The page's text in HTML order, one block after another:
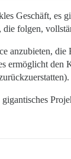
Geschäft,
die folgen,
anzubieten,
ermöglicht